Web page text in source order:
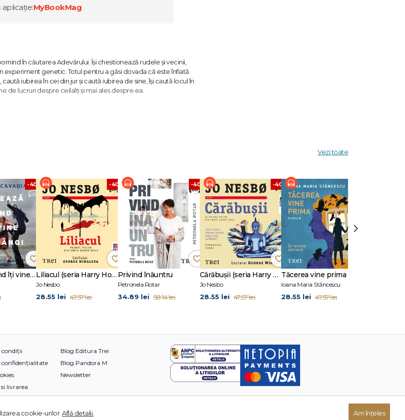
MyBookMag
în căutarea Adevărului. Își chestionează rudele și vecinii,
experiment genetic. Totul pentru a găsi dovada că este înfiată.
iubirea în cei din jur și caută iubirea de sine, își caută locul în
de lucruri despre ceilalți și mai ales despre ea.
Ce a vrut să spună poetul? au apărut pe lume șase volume
cine știe ce altă întrebare, ci, dimpotrivă, vrea s-o ajute să-și
mai cu seamă, citit de cititori.
Vezi toate
-40%
Dansează când îți vine să plângi
-40%
Liliacul (seria Harry Hole, vol. 1)
Jo Nesbo
28.55 lei 47.57 lei
-40%
Privind înăuntru
Petronela Rotar
34.89 lei 58.14 lei
-40%
Cărăbușii (seria Harry Hole, vol. 2)
Jo Nesbo
28.55 lei 47.57 lei
Tăcerea vine prima
Ioana Maria Stăncescu
28.55 lei 47.57 lei
›
condiții
confidențialitate
livrarea
Blog Editura Trei
Blog Pandora M
Newsletter
cookie-urilor. Află detalii. Am înțeles